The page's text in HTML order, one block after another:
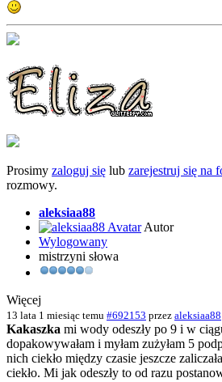
Prosimy zaloguj się lub zarejestruj się na
rozmowy.
aleksiaa88
Autor
Wylogowany
mistrzyni słowa
Więcej
13 lata 1 miesiąc temu #692153 przez aleksiaa88
Kakaszka mi wody odeszły po 9 i w
dopakowywałam i myłam zużyłam 5
nich ciekło między czasie jeszcze
ciekło. Mi jak odeszły to od razu